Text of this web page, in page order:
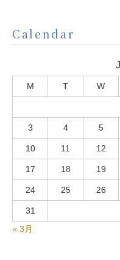
Calendar
M T W
3 4 5
10 11 12
17 18 19
24 25 26
31
« 3月